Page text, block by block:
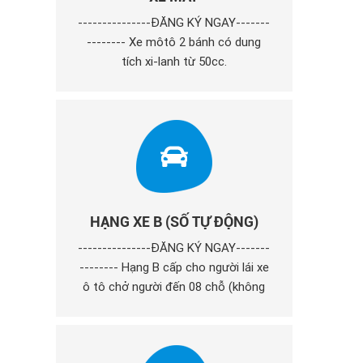
---------------ĐĂNG KÝ NGAY-------
-------- Xe môtô 2 bánh có dung
tích xi-lanh từ 50cc.
HẠNG XE B (SỐ TỰ ĐỘNG)
---------------ĐĂNG KÝ NGAY-------
-------- Hạng B cấp cho người lái xe
ô tô chở người đến 08 chỗ (không
toàn bộ theo thiết kế đến 3.500 kg;